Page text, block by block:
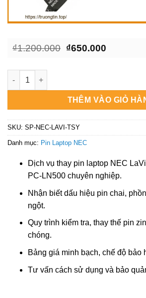
₫1.200.000 Giá
₫650.000Giá
Pin Laptop NEC LaVie Note PC-LN300,
THÊM VÀO GIỎ
SKU: SP-NEC-LAVI-TSY
Danh mục: Pin Laptop NEC
Dịch vụ thay pin laptop NEC
PC-LN500 chuyên nghiệp.
Nhận biết dấu hiệu pin chai,
ngột.
Quy trình kiểm tra, thay thế pin
chóng.
Bảng giá minh bạch, chế độ bảo
Tư vấn cách sử dụng và bảo